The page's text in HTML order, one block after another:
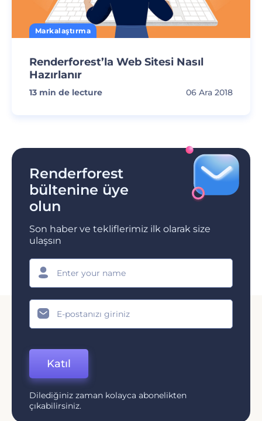
Markalaştırma
Renderforest’la Web Sitesi Nasıl
Hazırlanır
13 min de lecture 06 Ara 2018
Renderforest
bültenine üye
olun
Son haber ve tekliflerimiz ilk olarak size
ulaşsın
Katıl
Dilediğiniz zaman kolayca abonelikten
çıkabilirsiniz.